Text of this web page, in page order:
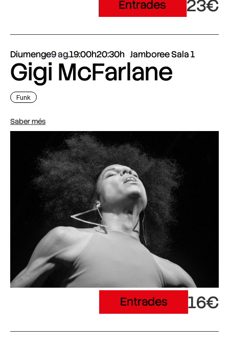
Entrades 23€
Diumenge9 ag.19:00h20:30h Jamboree Sala 1
Gigi McFarlane
Funk
Saber més
Entrades 16€